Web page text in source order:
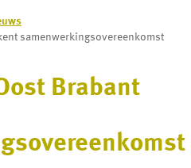
samenwerkingsovereenkomst
Brabant